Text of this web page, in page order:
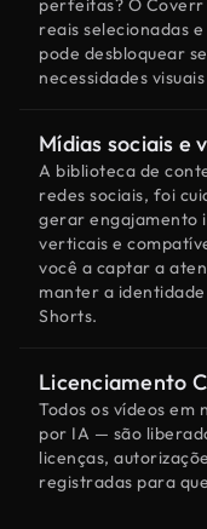
perfeitas? O Coverr
reais selecionadas
pode desbloquear
necessidades
Mídias sociais e
A biblioteca de
redes sociais, foi
gerar engajamento
verticais e
você a captar a
manter a identidade
Shorts.
Licenciamento
Todos os vídeos
por IA — são
licenças,
registradas para